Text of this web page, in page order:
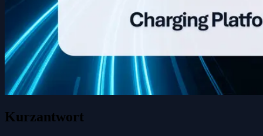
Kurzantwort